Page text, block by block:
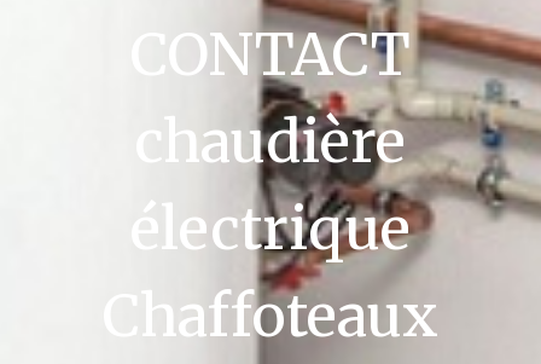
CONTACT
chaudière
électrique
Chaffoteaux